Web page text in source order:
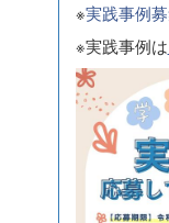
※実践事例
※実践事例は